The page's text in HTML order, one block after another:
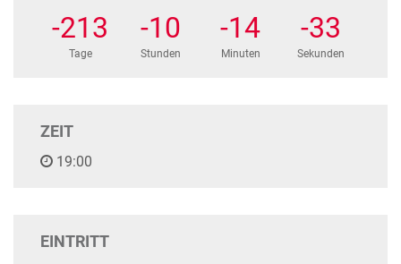
-213
Tage
-10
Stunden
-14
Minuten
-33
Sekunden
ZEIT
19:00
EINTRITT